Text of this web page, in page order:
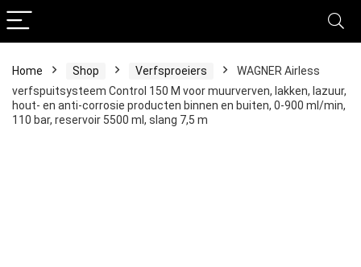
Home Shop Verfsproeiers
WAGNER Airless
verfspuitsysteem Control 150 M voor muurverven, lakken, lazuur,
hout- en anti-corrosie producten binnen en buiten, 0-900 ml/min,
110 bar, reservoir 5500 ml, slang 7,5 m